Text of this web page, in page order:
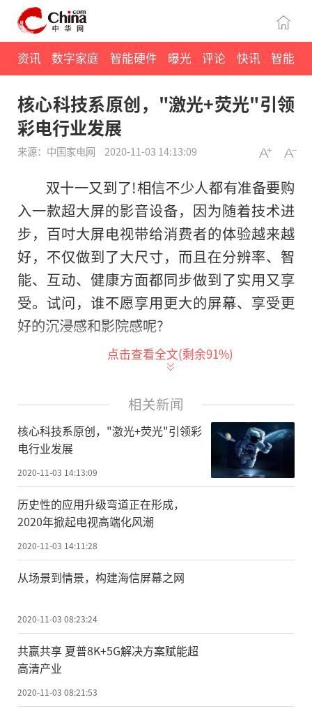
资讯 数字家庭 智能硬件 曝光 评论 快讯 智能
核心科技系原创，"激光+荧光"引领
彩电行业发展
来源：中国家电网 2020-11-03 14:13:09
双十一又到了!相信不少人都有准备要购
入一款超大屏的影音设备，因为随着技术进
步，百吋大屏电视带给消费者的体验越来越
好，不仅做到了大尺寸，而且在分辨率、智
能、互动、健康方面都同步做到了实用又享
受。试问，谁不愿享用更大的屏幕、享受更
好的沉浸感和影院感呢?
对于消费者来说，当准备选购超大屏产
呢?小编今天就和大家来了解一下。
根据家电行业分析权威平台奥维云数据
显示，今年1-7月，中国彩电整体市场零售量
规模同比下降了9.0%，而激光电视零售量规
模增长77.5%，激光电视成逆势增长“黑
马”。这主要是激光电视的价格、护眼两大
优势。
小编整理发现，目前激光电视屏幕显示
寸规格，激光电视的价格比液晶电视更便
宜，性价比更好，尺寸越大这种价格差距越
明显。液晶电视和OLED电视在超大尺寸上都
有瓶颈，75吋以上价格非常高，到了100吋价
点击查看全文(剩余91%)
相关新闻
核心科技系原创，"激光+荧光"引领彩
电行业发展
2020-11-03 14:13:09
历史性的应用升级弯道正在形成，
2020年掀起电视高端化风潮
2020-11-03 14:11:28
从场景到情景，构建海信屏幕之网
2020-11-03 08:23:24
共赢共享 夏普8K+5G解决方案赋能超
高清产业
2020-11-03 08:21:53